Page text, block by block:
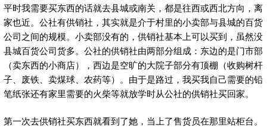
平时我需要买东西的话就去县城或南关，都是往西或西北方向，离
家也近。公社有供销社，其实就是介于村里的小卖部与县城的百货
公司之间的规模。小卖部没有的，供销社基本上可以买到，虽然没
县城百货公司货多。公社的供销社由两部分组成：东边的是门市部
（卖东西的小商店），西边是空旷的大院子部分有顶棚（收购树杆
子、废铁、卖煤球、农药等）。由于是路过，我买我自己需要的铅
笔纸张还有家里需要的火柴等就放学时从公社的供销社买回家。
第一次去供销社买东西就看到了她，当上了售货员在那里站柜台。